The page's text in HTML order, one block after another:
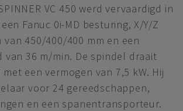
VC 450 werd vervaardigd in
Fanuc 0i-MD besturing, X/Y/Z
450/400/400 mm en een
van 36 m/min. De spindel draait
een vermogen van 7,5 kW. Hij
voor 24 gereedschappen,
en een spanentransporteur.